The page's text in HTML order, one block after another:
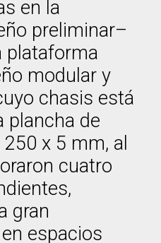
en la
preliminar–
plataforma
modular y
chasis está
plancha de
x 5 mm, al
cuatro
gran
espacios